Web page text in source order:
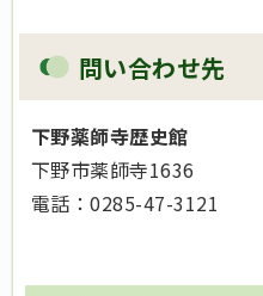
問い合わせ先
下野薬師寺歴史館
下野市薬師寺1636
電話：0285-47-3121